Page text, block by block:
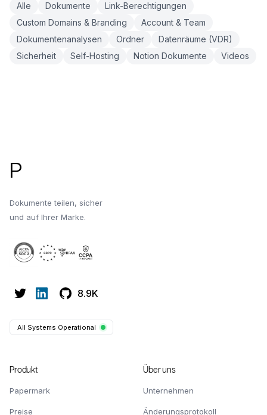
Alle Dokumente
Link-Berechtigungen
Custom Domains & Branding
Account & Team
Dokumentenanalysen
Ordner
Datenräume (VDR)
Sicherheit
Self-Hosting Notion Dokumente Videos
P
Dokumente teilen, sicher
und auf Ihrer Marke.
8.9K
All Systems Operational
Produkt
Papermark
Preise
Über uns
Unternehmen
Änderungsprotokoll